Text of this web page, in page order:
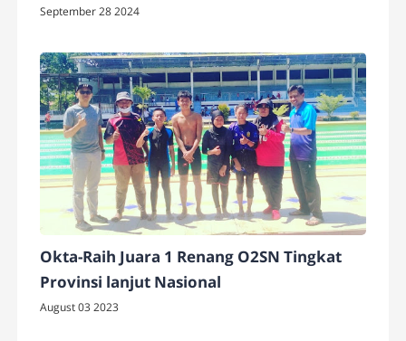
Bebas di Kalangan Remaja”, dalam Rangka
Pelajara Pancasila
September 28 2024
Okta-Raih Juara 1 Renang O2SN Tingkat
Provinsi lanjut Nasional
August 03 2023